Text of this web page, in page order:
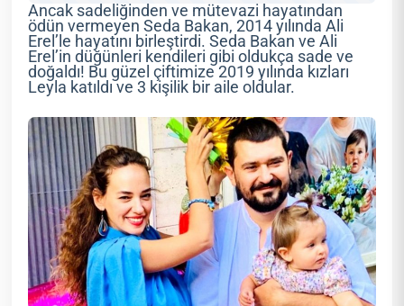
Ancak sadeliğinden ve mütevazi hayatından
ödün vermeyen Seda Bakan, 2014 yılında Ali
Erel’le hayatını birleştirdi. Seda Bakan ve Ali
Erel’in düğünleri kendileri gibi oldukça sade ve
doğaldı! Bu güzel çiftimize 2019 yılında kızları
Leyla katıldı ve 3 kişilik bir aile oldular.